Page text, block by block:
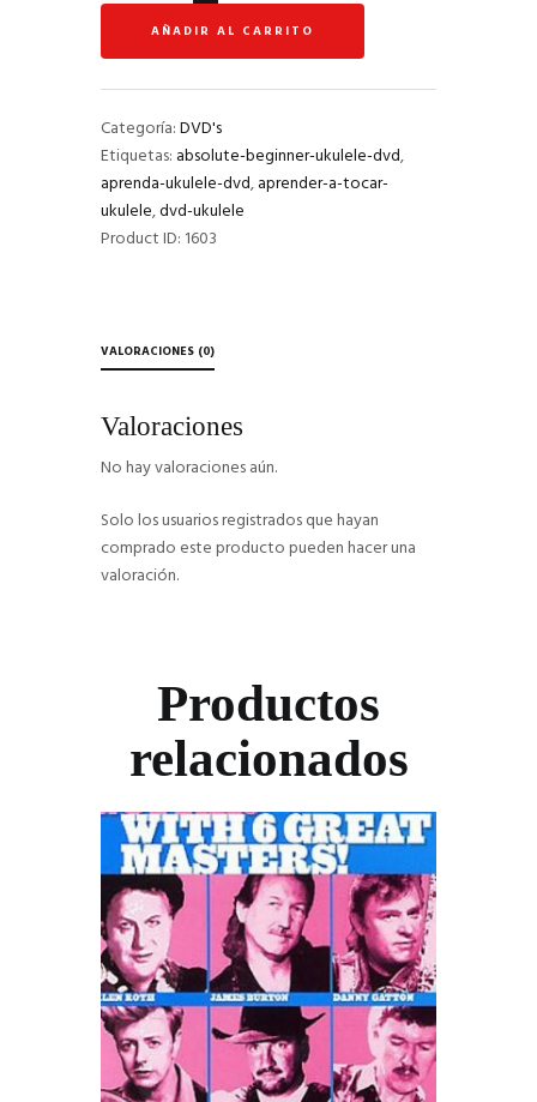
Ukulele
subtítulos
en
español
)
cantidad
AÑADIR AL CARRITO
Categoría:DVD's
Etiquetas: absolute-beginner-ukulele-dvd,
aprenda-ukulele-dvd,aprender-a-tocar-
ukulele,dvd-ukulele
Product ID: 1603
VALORACIONES (0)
Valoraciones
No hay valoraciones aún.
Solo los usuarios registrados que hayan
comprado este producto pueden hacer una
valoración.
Productos
relacionados